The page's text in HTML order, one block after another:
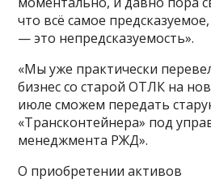
что всё самое
— это непредсказуемость».
«Мы уже практически
бизнес со старой ОТЛК на
июле сможем передать
«Трансконтейнера» под
менеджмента РЖД».
О приобретении активов